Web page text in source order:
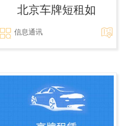
北京车牌短租如
信息通讯